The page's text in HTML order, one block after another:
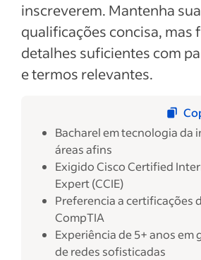
inscreverem. Mantenha
qualificações concisa, mas
detalhes suficientes com
e termos relevantes.
Bacharel em tecnologia da
áreas afins
Exigido Cisco Certified
Expert (CCIE)
Preferencia a certificações
CompTIA
Experiência de 5+ anos em
de redes sofisticadas